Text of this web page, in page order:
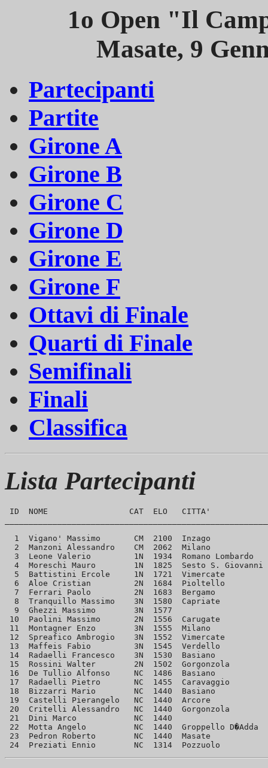
1o Open "Il
Masate, 9
Partecipanti
Partite
Girone A
Girone B
Girone C
Girone D
Girone E
Girone F
Ottavi di Finale
Quarti di Finale
Semifinali
Finali
Classifica
Lista Partecipanti
ID  NOME                 CAT  ELO   CITTA'
  1  Vigano' Massimo       CM  2100  Inzago
  2  Manzoni Alessandro    CM  2062  Milano
  3  Leone Valerio         1N  1934  Romano Lombardo
  4  Moreschi Mauro        1N  1825  Sesto S. Giovanni
  5  Battistini Ercole     1N  1721  Vimercate
  6  Aloe Cristian         2N  1684  Pioltello
  7  Ferrari Paolo         2N  1683  Bergamo
  8  Tranquillo Massimo    3N  1580  Capriate
  9  Ghezzi Massimo        3N  1577
10  Paolini Massimo       2N  1556  Carugate
11  Montagner Enzo        3N  1555  Milano
12  Spreafico Ambrogio    3N  1552  Vimercate
13  Maffeis Fabio         3N  1545  Verdello
14  Radaelli Francesco    3N  1530  Basiano
15  Rossini Walter        2N  1502  Gorgonzola
16  De Tullio Alfonso     NC  1486  Basiano
17  Radaelli Pietro       NC  1455  Caravaggio
18  Bizzarri Mario        NC  1440  Basiano
19  Castelli Pierangelo   NC  1440  Arcore
20  Critelli Alessandro   NC  1440  Gorgonzola
21  Dini Marco            NC  1440
22  Motta Angelo          NC  1440  Groppello D�Adda
23  Pedron Roberto        NC  1440  Masate